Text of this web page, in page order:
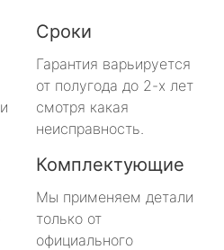
Сроки
Гарантия варьируется
от полугода до 2-х лет
смотря какая
неисправность.
Комплектующие
Мы применяем детали
только от
официального